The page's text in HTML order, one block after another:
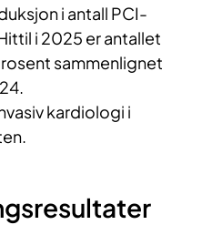
i antall PCI-
i 2025 er antallet
sammenlignet
kardiologi i